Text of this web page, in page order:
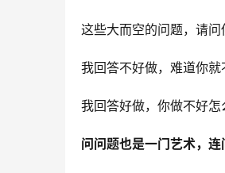
这些大而空的问题，请问
我回答不好做，难道你就
我回答好做，你做不好怎
问问题也是一门艺术，连